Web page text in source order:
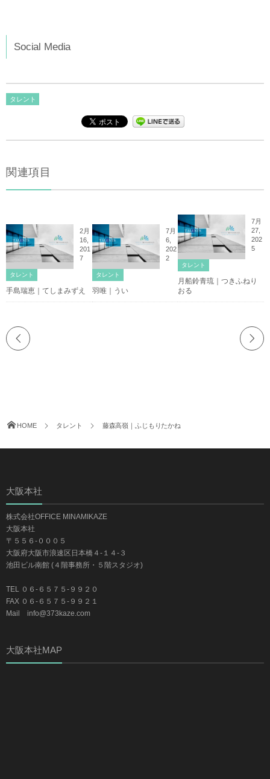
Social Media
タレント
関連項目
2月
16,
201
7
タレント
手島瑞恵｜てしまみずえ
7月
6,
202
2
タレント
羽唯｜うい
7月
27,
202
5
タレント
月船鈴青琉｜つきふねり
おる
HOME タレント 藤森高嶺｜ふじもりたかね
大阪本社
株式会社OFFICE MINAMIKAZE
大阪本社
〒５５６-０００５
大阪府大阪市浪速区日本橋４-１４-３
池田ビル南館 (４階事務所・５階スタジオ)
TEL ０６-６５７５-９９２０
FAX ０６-６５７５-９９２１
Mail info@373kaze.com
大阪本社MAP